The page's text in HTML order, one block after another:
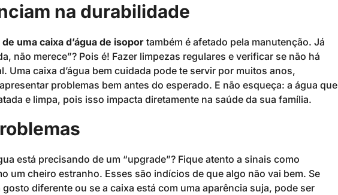
na durabilidade
uma caixa d’água de isopor também é afetado pela manutenção. Já
não merece”? Pois é! Fazer limpezas regulares e verificar se não há
Uma caixa d’água bem cuidada pode te servir por muitos anos,
problemas bem antes do esperado. E não esqueça: a água que
e limpa, pois isso impacta diretamente na saúde da sua família.
está precisando de um “upgrade”? Fique atento a sinais como
um cheiro estranho. Esses são indícios de que algo não vai bem. Se
diferente ou se a caixa está com uma aparência suja, pode ser